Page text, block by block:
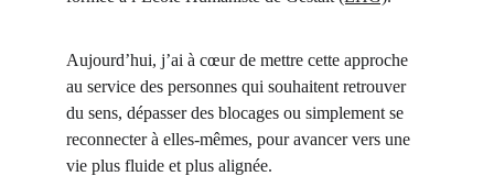
Aujourd’hui, j’ai à cœur de mettre cette approche
au service des personnes qui souhaitent retrouver
du sens, dépasser des blocages ou simplement se
reconnecter à elles-mêmes, pour avancer vers une
vie plus fluide et plus alignée.